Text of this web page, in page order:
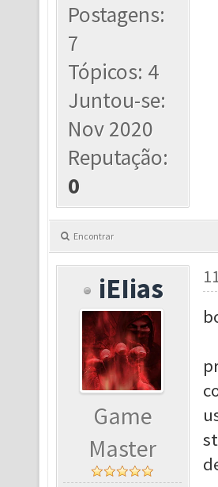
Postagens:
7
Tópicos: 4
Juntou-se:
Nov 2020
Reputação:
0
Encontrar
iEIias
Game
Master